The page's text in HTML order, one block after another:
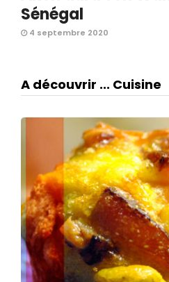
Sénégal
4 septembre 2020
A découvrir ... Cuisine